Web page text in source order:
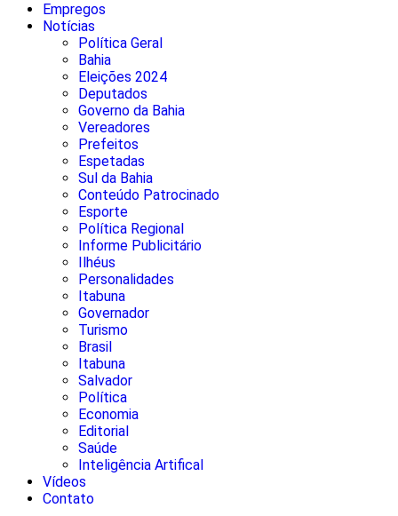
Empregos
Notícias
Política Geral
Bahia
Eleições 2024
Deputados
Governo da Bahia
Vereadores
Prefeitos
Espetadas
Sul da Bahia
Conteúdo Patrocinado
Esporte
Política Regional
Informe Publicitário
Ilhéus
Personalidades
Itabuna
Governador
Turismo
Brasil
Itabuna
Salvador
Política
Economia
Editorial
Saúde
Inteligência Artifical
Vídeos
Contato